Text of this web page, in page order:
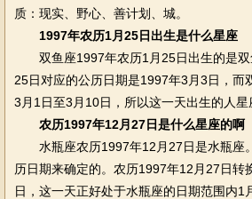
质：现实、野心、善计划、城。
1997年农历1月25日出生是什么星座
双鱼座1997年农历1月25日出生的是双
25日对应的公历日期是1997年3月3日，而
3月1日至3月10日，所以这一天出生的人星
农历1997年12月27日是什么星座的啊
水瓶座农历1997年12月27日是水瓶座
历日期来确定的。农历1997年12月27日转
日，这一天正好处于水瓶座的日期范围内1